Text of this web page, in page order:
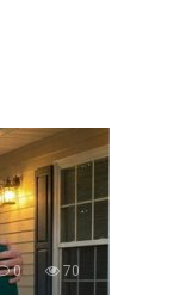
0 70